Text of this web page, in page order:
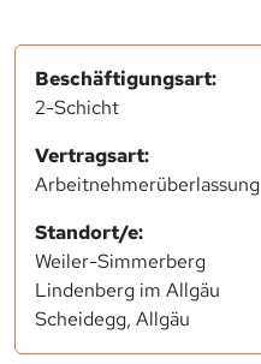
Beschäftigungsart:
2-Schicht
Vertragsart:
Arbeitnehmerüberlassung
Standort/e:
Weiler-Simmerberg
Lindenberg im Allgäu
Scheidegg, Allgäu